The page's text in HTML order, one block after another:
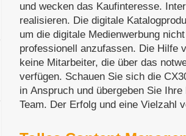
und wecken das Kaufinteresse.
realisieren. Die digitale
um die digitale Medienwerbung
professionell anzufassen. Die Hilfe
keine Mitarbeiter, die über das
verfügen. Schauen Sie sich die
in Anspruch und übergeben Sie
Team. Der Erfolg und eine Vielzahl